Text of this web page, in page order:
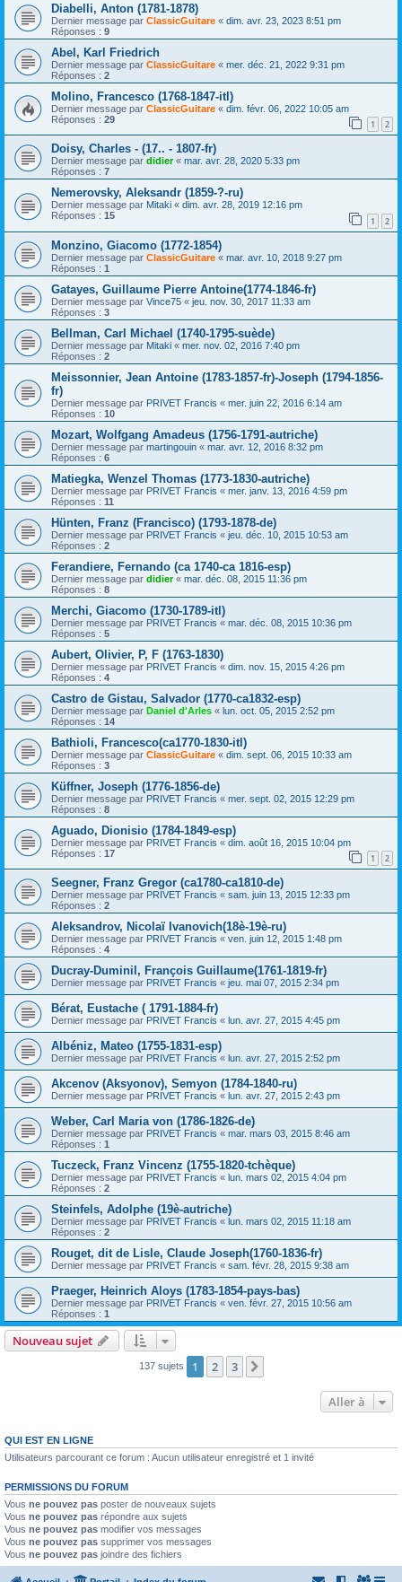
Diabelli, Anton (1781-1878)
Dernier message par ClassicGuitare « dim. avr. 23, 2023 8:51 pm
Réponses : 9
Abel, Karl Friedrich
Dernier message par ClassicGuitare « mer. déc. 21, 2022 9:31 pm
Réponses : 2
Molino, Francesco (1768-1847-itl)
Dernier message par ClassicGuitare « dim. févr. 06, 2022 10:05 am
Réponses : 29 1 2
Doisy, Charles - (17.. - 1807-fr)
Dernier message par didier« mar. avr. 28, 2020 5:33 pm
Réponses : 7
Nemerovsky, Aleksandr (1859-?-ru)
Dernier message par Mitaki « dim. avr. 28, 2019 12:16 pm
Réponses : 15 1 2
Monzino, Giacomo (1772-1854)
Dernier message par ClassicGuitare « mar. avr. 10, 2018 9:27 pm
Réponses : 1
Gatayes, Guillaume Pierre Antoine(1774-1846-fr)
Dernier message par Vince75 « jeu. nov. 30, 2017 11:33 am
Réponses : 3
Bellman, Carl Michael (1740-1795-suède)
Dernier message par Mitaki « mer. nov. 02, 2016 7:40 pm
Réponses : 2
Meissonnier, Jean Antoine (1783-1857-fr)-Joseph (1794-1856-
fr)
Dernier message par PRIVET Francis « mer. juin 22, 2016 6:14 am
Réponses : 10
Mozart, Wolfgang Amadeus (1756-1791-autriche)
Dernier message par martingouin « mar. avr. 12, 2016 8:32 pm
Réponses : 6
Matiegka, Wenzel Thomas (1773-1830-autriche)
Dernier message par PRIVET Francis « mer. janv. 13, 2016 4:59 pm
Réponses : 11
Hünten, Franz (Francisco) (1793-1878-de)
Dernier message par PRIVET Francis « jeu. déc. 10, 2015 10:53 am
Réponses : 2
Ferandiere, Fernando (ca 1740-ca 1816-esp)
Dernier message par didier« mar. déc. 08, 2015 11:36 pm
Réponses : 8
Merchi, Giacomo (1730-1789-itl)
Dernier message par PRIVET Francis « mar. déc. 08, 2015 10:36 pm
Réponses : 5
Aubert, Olivier, P, F (1763-1830)
Dernier message par PRIVET Francis « dim. nov. 15, 2015 4:26 pm
Réponses : 4
Castro de Gistau, Salvador (1770-ca1832-esp)
Dernier message par Daniel d'Arles « lun. oct. 05, 2015 2:52 pm
Réponses : 14
Bathioli, Francesco(ca1770-1830-itl)
Dernier message par ClassicGuitare « dim. sept. 06, 2015 10:33 am
Réponses : 3
Küffner, Joseph (1776-1856-de)
Dernier message par PRIVET Francis « mer. sept. 02, 2015 12:29 pm
Réponses : 8
Aguado, Dionisio (1784-1849-esp)
Dernier message par PRIVET Francis « dim. août 16, 2015 10:04 pm
Réponses : 17 1 2
Seegner, Franz Gregor (ca1780-ca1810-de)
Dernier message par PRIVET Francis « sam. juin 13, 2015 12:33 pm
Réponses : 2
Aleksandrov, Nicolaï Ivanovich(18è-19è-ru)
Dernier message par PRIVET Francis « ven. juin 12, 2015 1:48 pm
Réponses : 4
Ducray-Duminil, François Guillaume(1761-1819-fr)
Dernier message par PRIVET Francis « jeu. mai 07, 2015 2:34 pm
Bérat, Eustache ( 1791-1884-fr)
Dernier message par PRIVET Francis « lun. avr. 27, 2015 4:45 pm
Albéniz, Mateo (1755-1831-esp)
Dernier message par PRIVET Francis « lun. avr. 27, 2015 2:52 pm
Akcenov (Aksyonov), Semyon (1784-1840-ru)
Dernier message par PRIVET Francis « lun. avr. 27, 2015 2:43 pm
Weber, Carl Maria von (1786-1826-de)
Dernier message par PRIVET Francis « mar. mars 03, 2015 8:46 am
Réponses : 1
Tuczeck, Franz Vincenz (1755-1820-tchèque)
Dernier message par PRIVET Francis « lun. mars 02, 2015 4:04 pm
Réponses : 2
Steinfels, Adolphe (19è-autriche)
Dernier message par PRIVET Francis « lun. mars 02, 2015 11:18 am
Réponses : 2
Rouget, dit de Lisle, Claude Joseph(1760-1836-fr)
Dernier message par PRIVET Francis « sam. févr. 28, 2015 9:38 am
Praeger, Heinrich Aloys (1783-1854-pays-bas)
Dernier message par PRIVET Francis « ven. févr. 27, 2015 10:56 am
Réponses : 1
Nouveau sujet
137 sujets 1 2 3
Aller à
QUI EST EN LIGNE
Utilisateurs parcourant ce forum : Aucun utilisateur enregistré et 1 invité
PERMISSIONS DU FORUM
Vous ne pouvez pas poster de nouveaux sujets
Vous ne pouvez pas répondre aux sujets
Vous ne pouvez pas modifier vos messages
Vous ne pouvez pas supprimer vos messages
Vous ne pouvez pas joindre des fichiers